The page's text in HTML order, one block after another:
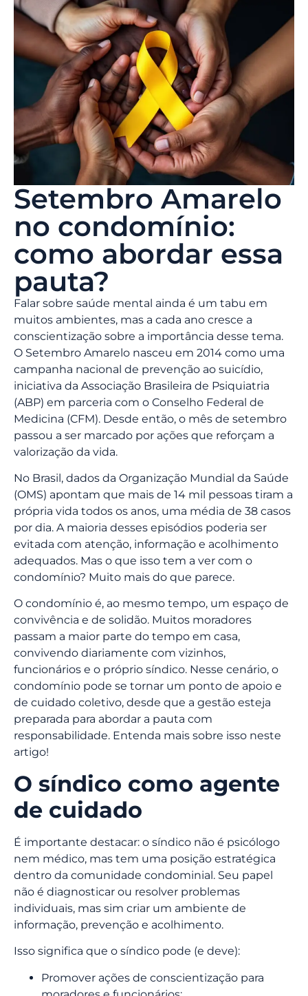
Setembro Amarelo
no condomínio:
como abordar essa
pauta?
Falar sobre saúde mental ainda é um tabu em
muitos ambientes, mas a cada ano cresce a
conscientização sobre a importância desse tema.
O Setembro Amarelo nasceu em 2014 como uma
campanha nacional de prevenção ao suicídio,
iniciativa da Associação Brasileira de Psiquiatria
(ABP) em parceria com o Conselho Federal de
Medicina (CFM). Desde então, o mês de setembro
passou a ser marcado por ações que reforçam a
valorização da vida.
No Brasil, dados da Organização Mundial da Saúde
(OMS) apontam que mais de 14 mil pessoas tiram a
própria vida todos os anos, uma média de 38 casos
por dia. A maioria desses episódios poderia ser
evitada com atenção, informação e acolhimento
adequados. Mas o que isso tem a ver com o
condomínio? Muito mais do que parece.
O condomínio é, ao mesmo tempo, um espaço de
convivência e de solidão. Muitos moradores
passam a maior parte do tempo em casa,
convivendo diariamente com vizinhos,
funcionários e o próprio síndico. Nesse cenário, o
condomínio pode se tornar um ponto de apoio e
de cuidado coletivo, desde que a gestão esteja
preparada para abordar a pauta com
responsabilidade. Entenda mais sobre isso neste
artigo!
O síndico como agente
de cuidado
É importante destacar: o síndico não é psicólogo
nem médico, mas tem uma posição estratégica
dentro da comunidade condominial. Seu papel
não é diagnosticar ou resolver problemas
individuais, mas sim criar um ambiente de
informação, prevenção e acolhimento.
Isso significa que o síndico pode (e deve):
Promover ações de conscientização para